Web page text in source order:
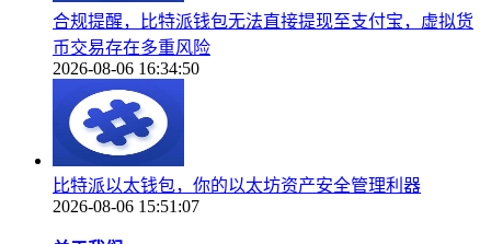
合规提醒，比特派钱包无法直接提现至支付宝，虚拟货
币交易存在多重风险
2026-08-06 16:34:50
比特派以太钱包，你的以太坊资产安全管理利器
2026-08-06 15:51:07